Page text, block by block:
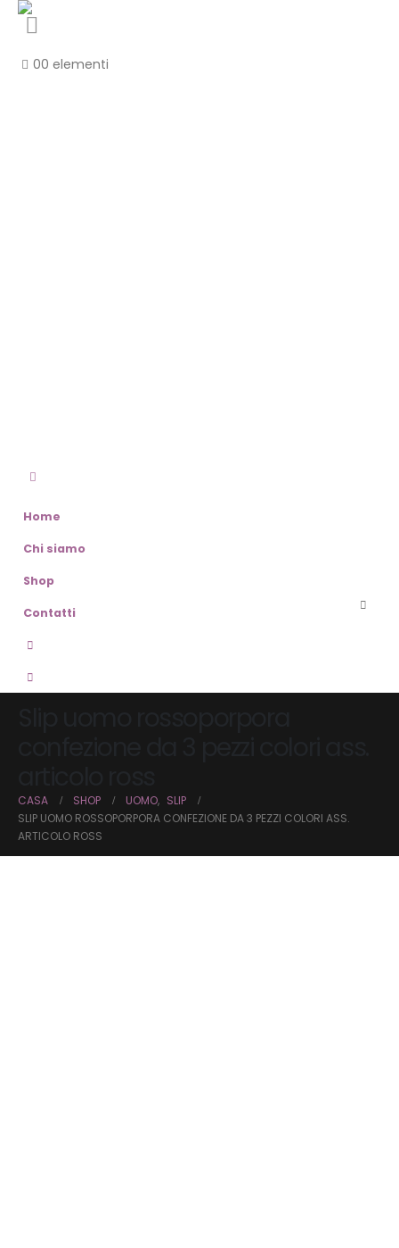
00 elementi
Home
Chi siamo
Shop
Contatti
CASA SHOP UOMO, SLIP
SLIP UOMO ROSSOPORPORA CONFEZIONE DA 3 PEZZI COLORI ASS.
ARTICOLO ROSS